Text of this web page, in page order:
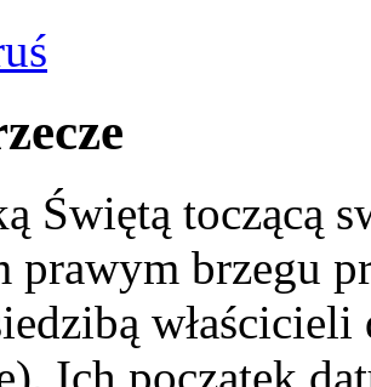
Świętą toczącą
prawym brzegu
Ich początek